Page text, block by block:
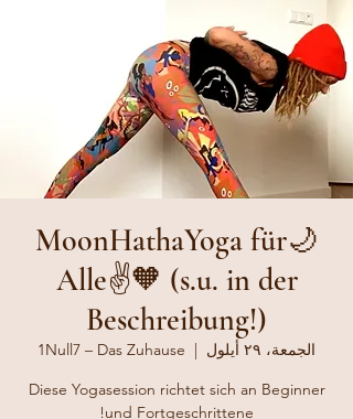
🌙MoonHathaYoga für
Alle✌️🧡 (s.u. in der
Beschreibung!)
الجمعة، ٢٩ أيلول
  |
1Null7 – Das Zuhause
Diese Yogasession richtet sich an Beginner